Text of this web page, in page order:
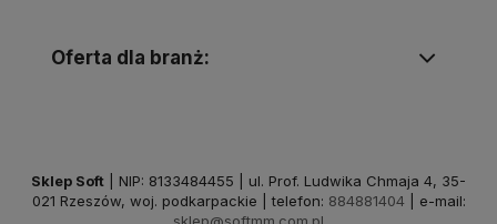
Oferta dla branż:
Sklep Soft | NIP: 8133484455 | ul. Prof. Ludwika Chmaja 4, 35-
021 Rzeszów, woj. podkarpackie | telefon: 884881404 | e-mail:
sklep@softmm.com.pl